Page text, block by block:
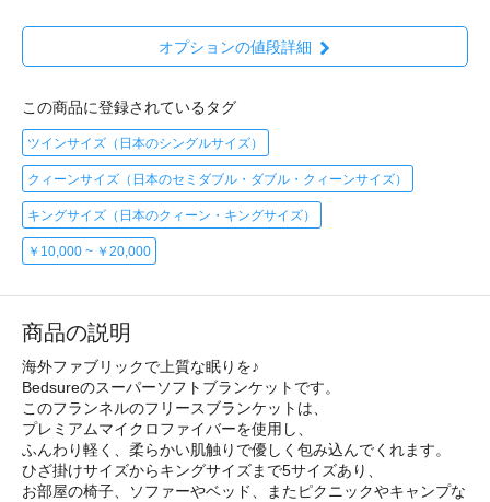
オプションの値段詳細
この商品に登録されているタグ
ツインサイズ（日本のシングルサイズ）
クィーンサイズ（日本のセミダブル・ダブル・クィーンサイズ）
キングサイズ（日本のクィーン・キングサイズ）
￥10,000 ~ ￥20,000
商品の説明
海外ファブリックで上質な眠りを♪
Bedsureのスーパーソフトブランケットです。
このフランネルのフリースブランケットは、
プレミアムマイクロファイバーを使用し、
ふんわり軽く、柔らかい肌触りで優しく包み込んでくれます。
ひざ掛けサイズからキングサイズまで5サイズあり、
お部屋の椅子、ソファーやベッド、またピクニックやキャンプな